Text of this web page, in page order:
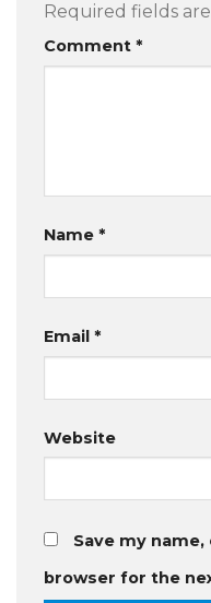
Required fields
Comment *
Name *
Email *
Website
Save my
browser for the